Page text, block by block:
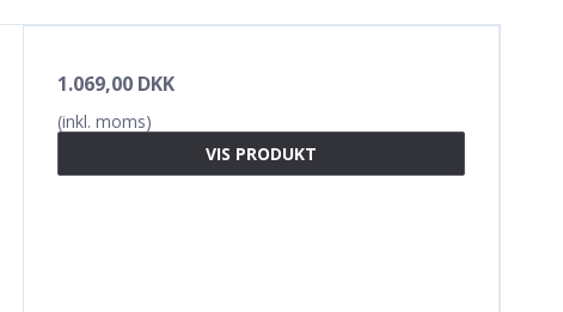
1.069,00 DKK
(inkl. moms)
VIS PRODUKT